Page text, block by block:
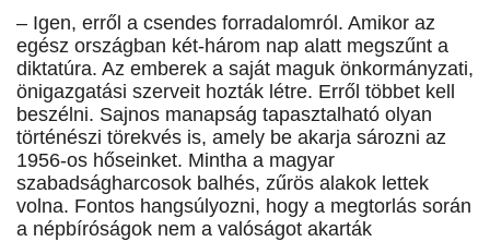
– Igen, erről a csendes forradalomról. Amikor az
egész országban két-három nap alatt megszűnt a
diktatúra. Az emberek a saját maguk önkormányzati,
önigazgatási szerveit hozták létre. Erről többet kell
beszélni. Sajnos manapság tapasztalható olyan
történészi törekvés is, amely be akarja sározni az
1956-os hőseinket. Mintha a magyar
szabadságharcosok balhés, zűrös alakok lettek
volna. Fontos hangsúlyozni, hogy a megtorlás során
a népbíróságok nem a valóságot akarták